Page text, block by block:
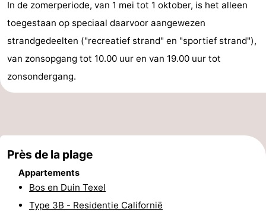
Chambre
d'hôtes
Chaumières
-
Eibernest
't
Hoogelandt
-
Beach
Park
-
Buytenveldt
In de zomerperiode, van 1 mei tot 1 oktober, is het alleen
toegestaan op speciaal daarvoor aangewezen
strandgedeelten ("recreatief strand" en "sportief strand"),
van zonsopgang tot 10.00 uur en van 19.00 uur tot
zonsondergang.
Près de la plage
Appartements
Bos en Duin Texel
Type 3B - Residentie Californië